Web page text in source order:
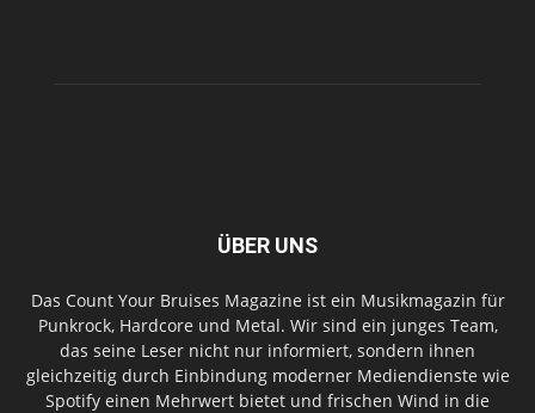
ÜBER UNS
Das Count Your Bruises Magazine ist ein Musikmagazin für
Punkrock, Hardcore und Metal. Wir sind ein junges Team,
das seine Leser nicht nur informiert, sondern ihnen
gleichzeitig durch Einbindung moderner Mediendienste wie
Spotify einen Mehrwert bietet und frischen Wind in die